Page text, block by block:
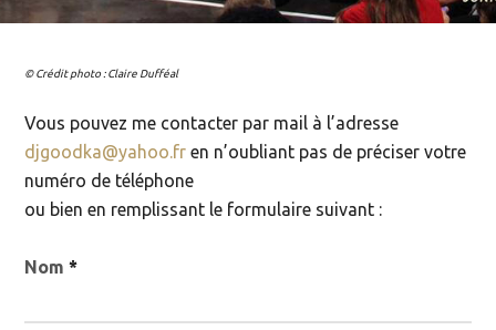
© Crédit photo : Claire Dufféal
Vous pouvez me contacter par mail à l’adresse
djgoodka@yahoo.fr en n’oubliant pas de préciser votre
numéro de téléphone
ou bien en remplissant le formulaire suivant :
Nom *